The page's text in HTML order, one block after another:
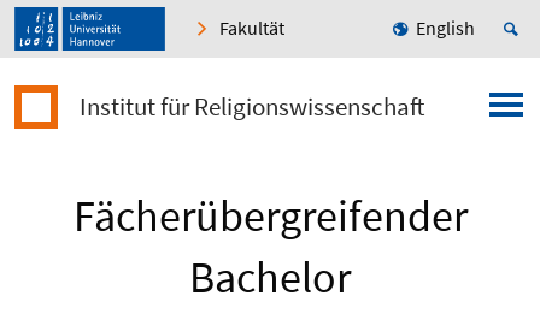
Fakultät English
Institut für Religionswissenschaft
Fächerübergreifender
Bachelor